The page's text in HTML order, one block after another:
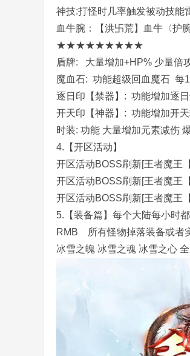
神技:打怪时几率触发被动技
血牛腕：【洪卐荒】血牛〈护
★★★★★★★★★
盾牌: 大量增加+HP% 少量倍
魔血石: 功能超级回血魔石
逐日印【禁器】: 功能增加
开天印【神器】: 功能增加
时装: 功能 大量增加元素减
4.【开区活动】
开区活动BOSS刷新[王者魔王
开区活动BOSS刷新[王者魔王
开区活动BOSS刷新[王者魔王
5.【装备篇】每个大陆每小时
RMB 所有怪物掉落装备或者
冰雪之魄 冰雪之魂 冰雪之心